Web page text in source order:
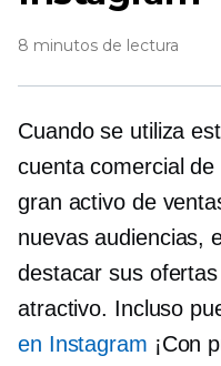
8 minutos de lectura
Cuando se utiliza
cuenta comercial
gran activo de
nuevas audiencias,
destacar sus
atractivo. Incluso
en Instagram ¡Con